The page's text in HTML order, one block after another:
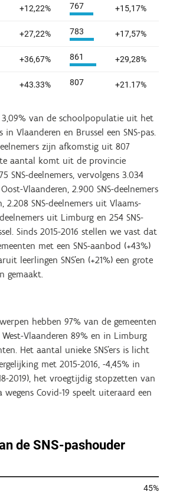
3,09% van de schoolpopulatie uit het
Vlaanderen en Brussel een SNS-pas.
zijn afkomstig uit 807
aantal komt uit de provincie
SNS-deelnemers, vervolgens 3.034
Vlaanderen, 2.900 SNS-deelnemers
2.208 SNS-deelnemers uit Vlaams-
uit Limburg en 254 SNS-
Sinds 2015-2016 stellen we vast dat
met een SNS-aanbod (+43%)
leerlingen SNS’en (+21%) een grote
gemaakt.
hebben 97% van de gemeenten
West-Vlaanderen 89% en in Limburg
Het aantal unieke SNS’ers is licht
met 2015-2016, -4,45% in
2019), het vroegtijdig stopzetten van
wegens Covid-19 speelt uiteraard een